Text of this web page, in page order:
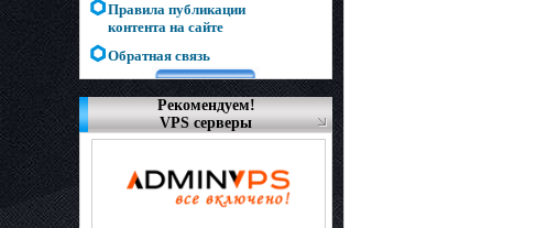
Правила публикации
контента на сайте
Обратная связь
Рекомендуем!
VPS серверы